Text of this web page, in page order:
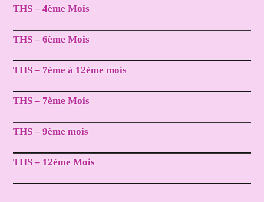
THS – 4ème Mois
THS – 6ème Mois
THS – 7ème à 12ème mois
THS – 7ème Mois
THS – 9ème mois
THS – 12ème Mois